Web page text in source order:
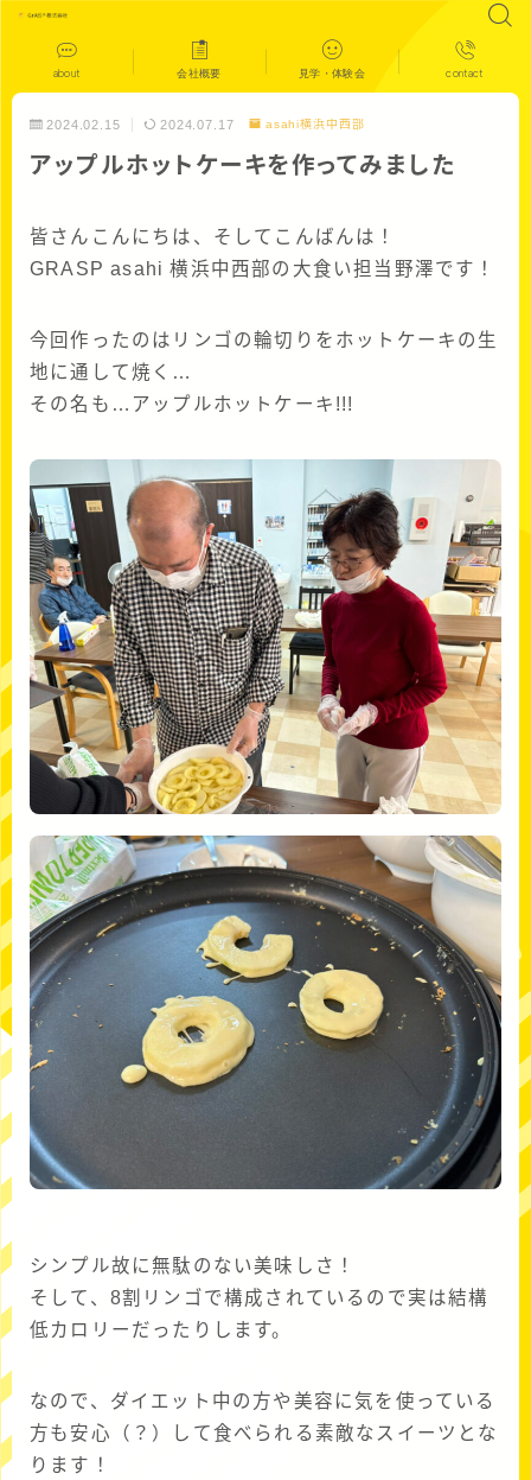
about 会社概要 見学・体験会 contact
2024.02.15 2024.07.17 asahi横浜中西部
アップルホットケーキを作ってみました
皆さんこんにちは、そしてこんばんは！
GRASP asahi 横浜中西部の大食い担当野澤です！
今回作ったのはリンゴの輪切りをホットケーキの生
地に通して焼く…
その名も…アップルホットケーキ!!!
シンプル故に無駄のない美味しさ！
そして、8割リンゴで構成されているので実は結構
低カロリーだったりします。
なので、ダイエット中の方や美容に気を使っている
方も安心（？）して食べられる素敵なスイーツとな
ります！